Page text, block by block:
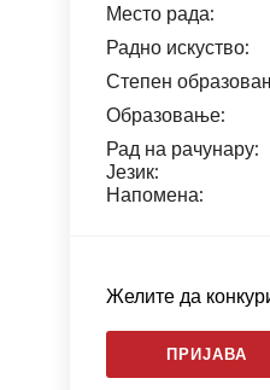
Место рада:
Радно искуство:
Степен
Образовање:
Рад на рачунару:
Језик:
Напомена:
Желите да
ПРИЈАВА